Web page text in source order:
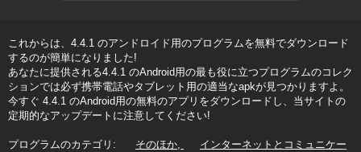
これからは、4.4.1 のアンドロイド用のプログラムを無料でダウンロード
するのが簡単になりました!
あなたに提供される4.4.1 のAndroid用の最も役に立つプログラムのコレク
ションでは必ず携帯電話やタブレット用の適当なapkが見つかりますよ。
今すぐ 4.4.1 のAndroid用の無料のアプリをダウンロードし、当サイトの
定期的なアップデートに注意してください!
プログラムのカテゴリ: そのほか インターネットとコミュニケー